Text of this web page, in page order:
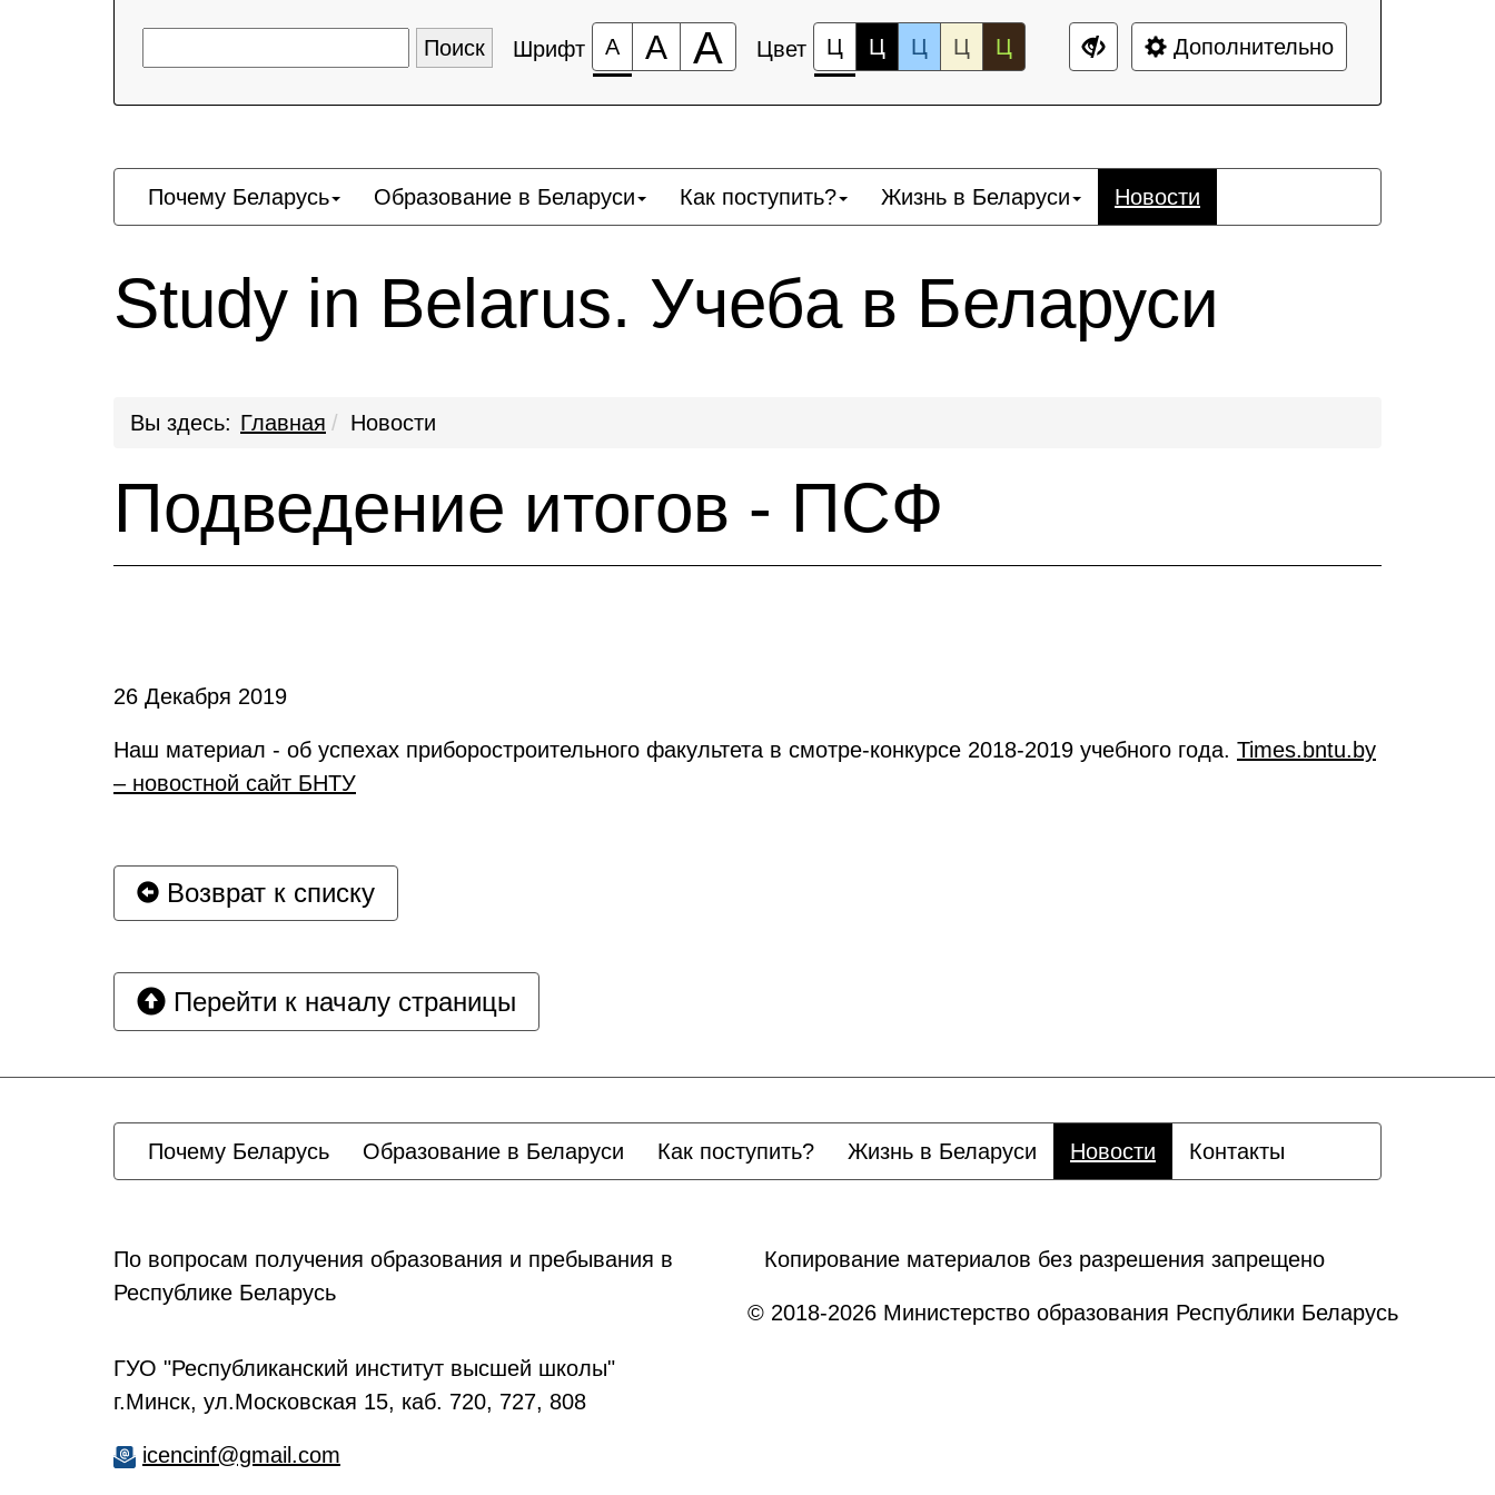
Шрифт А А А Цвет Ц Ц Ц Ц Ц Дополнительно
Почему Беларусь Образование в Беларуси Как поступить? Жизнь в Беларуси Новости
Study in Belarus. Учеба в Беларуси
Вы здесь: Главная Новости
Подведение итогов - ПСФ
26 Декабря 2019
Наш материал - об успехах приборостроительного факультета в смотре-конкурсе 2018-2019 учебного года. Times.bntu.by
– новостной сайт БНТУ
Возврат к списку
Перейти к началу страницы
Почему Беларусь Образование в Беларуси Как поступить? Жизнь в Беларуси Новости Контакты
По вопросам получения образования и пребывания в
Республике Беларусь
ГУО "Республиканский институт высшей школы"
г.Минск, ул.Московская 15, каб. 720, 727, 808
icencinf@gmail.com
Копирование материалов без разрешения запрещено
© 2018-2026 Министерство образования Республики Беларусь